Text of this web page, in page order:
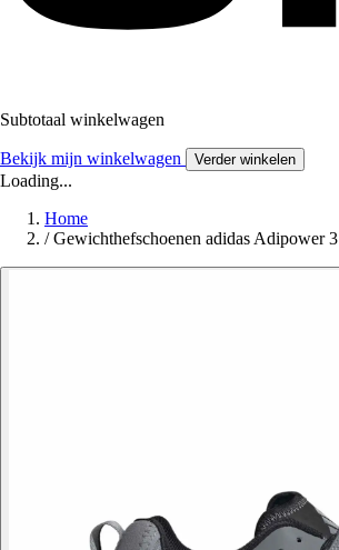
Subtotaal winkelwagen
Bekijk mijn winkelwagen Verder winkelen
Loading...
Home
/ Gewichthefschoenen adidas Adipower 3